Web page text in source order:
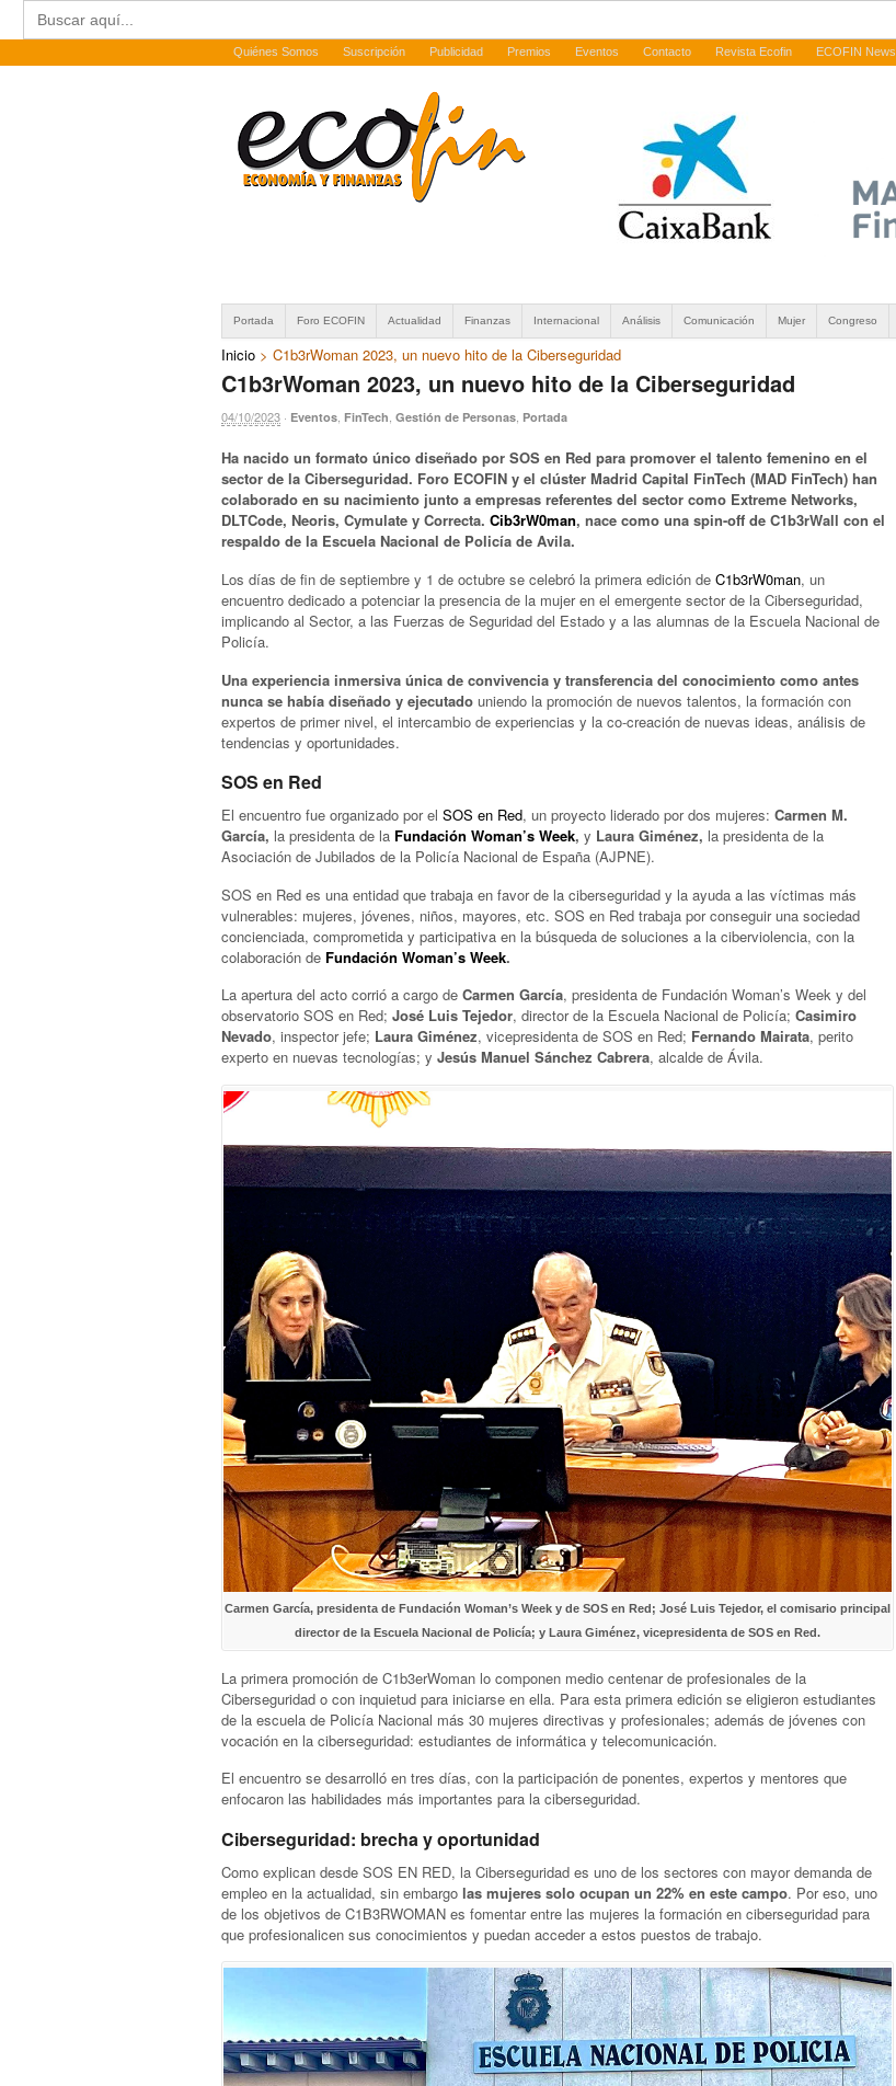
Buscar:
Quiénes Somos Suscripción Publicidad Premios Eventos Contacto Revista Ecofin ECOFIN News
Portada Foro ECOFIN Actualidad Finanzas Internacional Análisis Comunicación Mujer Congreso
Inicio > C1b3rWoman 2023, un nuevo hito de la Ciberseguridad
C1b3rWoman 2023, un nuevo hito de la Ciberseguridad
04/10/2023 · Eventos FinTech Gestión de Personas Portada
Ha nacido un formato único diseñado por SOS en Red para promover el talento femenino en el
sector de la Ciberseguridad. Foro ECOFIN y el clúster Madrid Capital FinTech (MAD FinTech) han
colaborado en su nacimiento junto a empresas referentes del sector como Extreme Networks,
DLTCode, Neoris, Cymulate y Correcta. Cib3rW0man, nace como una spin-off de C1b3rWall con el
respaldo de la Escuela Nacional de Policía de Avila.
Los días de fin de septiembre y 1 de octubre se celebró la primera edición de C1b3rW0man, un
encuentro dedicado a potenciar la presencia de la mujer en el emergente sector de la Ciberseguridad,
implicando al Sector, a las Fuerzas de Seguridad del Estado y a las alumnas de la Escuela Nacional de
Policía.
Una experiencia inmersiva única de convivencia y transferencia del conocimiento como antes
nunca se había diseñado y ejecutado uniendo la promoción de nuevos talentos, la formación con
expertos de primer nivel, el intercambio de experiencias y la co-creación de nuevas ideas, análisis de
tendencias y oportunidades.
SOS en Red
El encuentro fue organizado por el SOS en Red, un proyecto liderado por dos mujeres: Carmen M.
García, la presidenta de la Fundación Woman’s Week, y Laura Giménez, la presidenta de la
Asociación de Jubilados de la Policía Nacional de España (AJPNE).
SOS en Red es una entidad que trabaja en favor de la ciberseguridad y la ayuda a las víctimas más
vulnerables: mujeres, jóvenes, niños, mayores, etc. SOS en Red trabaja por conseguir una sociedad
concienciada, comprometida y participativa en la búsqueda de soluciones a la ciberviolencia, con la
colaboración de Fundación Woman’s Week.
La apertura del acto corrió a cargo de Carmen García, presidenta de Fundación Woman’s Week y del
observatorio SOS en Red; José Luis Tejedor, director de la Escuela Nacional de Policía; Casimiro
Nevado, inspector jefe; Laura Giménez, vicepresidenta de SOS en Red; Fernando Mairata, perito
experto en nuevas tecnologías; y Jesús Manuel Sánchez Cabrera, alcalde de Ávila.
Carmen García, presidenta de Fundación Woman’s Week y de SOS en Red; José Luis Tejedor, el comisario principal
director de la Escuela Nacional de Policía; y Laura Giménez, vicepresidenta de SOS en Red.
La primera promoción de C1b3erWoman lo componen medio centenar de profesionales de la
Ciberseguridad o con inquietud para iniciarse en ella. Para esta primera edición se eligieron estudiantes
de la escuela de Policía Nacional más 30 mujeres directivas y profesionales; además de jóvenes con
vocación en la ciberseguridad: estudiantes de informática y telecomunicación.
El encuentro se desarrolló en tres días, con la participación de ponentes, expertos y mentores que
enfocaron las habilidades más importantes para la ciberseguridad.
Ciberseguridad: brecha y oportunidad
Como explican desde SOS EN RED, la Ciberseguridad es uno de los sectores con mayor demanda de
empleo en la actualidad, sin embargo las mujeres solo ocupan un 22% en este campo. Por eso, uno
de los objetivos de C1B3RWOMAN es fomentar entre las mujeres la formación en ciberseguridad para
que profesionalicen sus conocimientos y puedan acceder a estos puestos de trabajo.